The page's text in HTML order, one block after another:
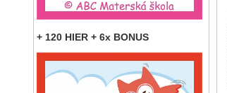
+ 120 HIER + 6x BONUS